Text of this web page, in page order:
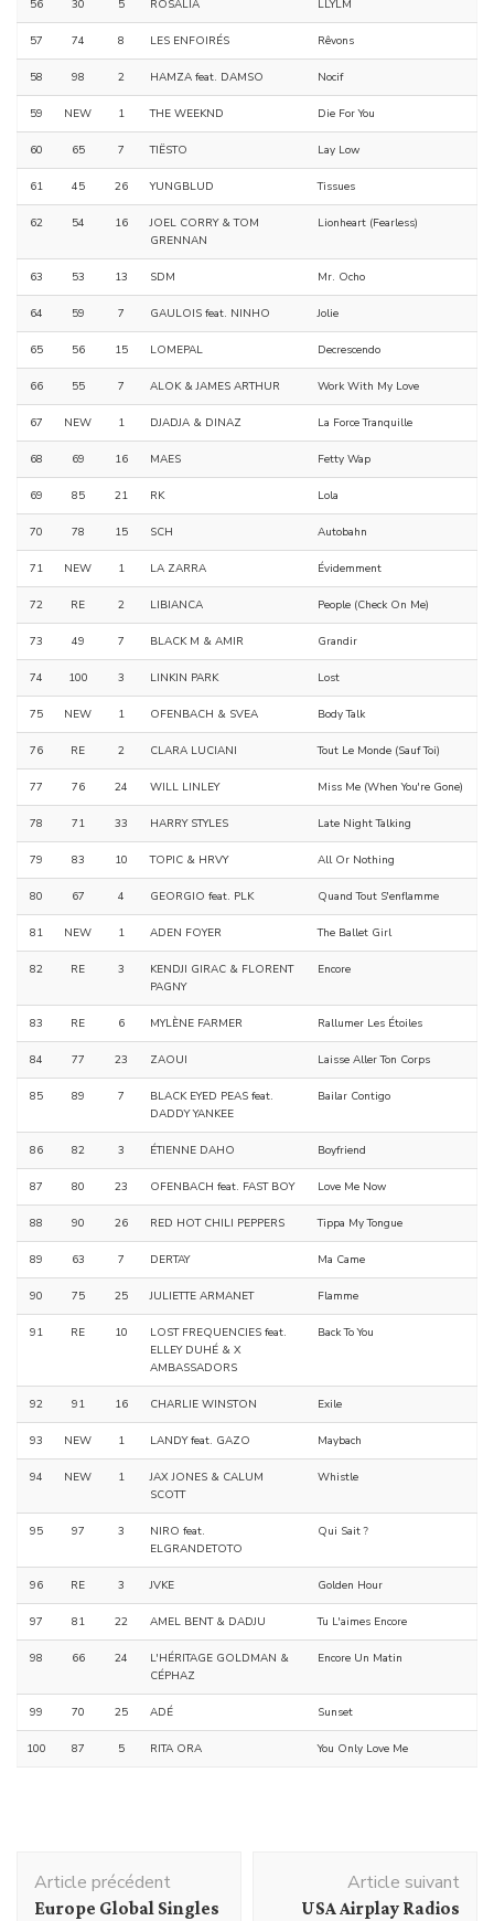
56 30 5 ROSALÍA LLYLM
57 74 8 LES ENFOIRÉS Rêvons
58 98 2 HAMZA feat. DAMSO Nocif
59 NEW 1 THE WEEKND Die For You
60 65 7 TIËSTO Lay Low
61 45 26 YUNGBLUD Tissues
62 54 16
JOEL CORRY & TOM
GRENNAN
Lionheart (Fearless)
63 53 13 SDM Mr. Ocho
64 59 7 GAULOIS feat. NINHO Jolie
65 56 15 LOMEPAL Decrescendo
66 55 7 ALOK & JAMES ARTHUR Work With My Love
67 NEW 1 DJADJA & DINAZ La Force Tranquille
68 69 16 MAES Fetty Wap
69 85 21 RK Lola
70 78 15 SCH Autobahn
71 NEW 1 LA ZARRA Évidemment
72 RE 2 LIBIANCA People (Check On Me)
73 49 7 BLACK M & AMIR Grandir
74 100 3 LINKIN PARK Lost
75 NEW 1 OFENBACH & SVEA Body Talk
76 RE 2 CLARA LUCIANI Tout Le Monde (Sauf Toi)
77 76 24 WILL LINLEY Miss Me (When You're Gone)
78 71 33 HARRY STYLES Late Night Talking
79 83 10 TOPIC & HRVY All Or Nothing
80 67 4 GEORGIO feat. PLK Quand Tout S'enflamme
81 NEW 1 ADEN FOYER The Ballet Girl
82 RE 3
KENDJI GIRAC & FLORENT
PAGNY
Encore
83 RE 6 MYLÈNE FARMER Rallumer Les Étoiles
84 77 23 ZAOUI Laisse Aller Ton Corps
85 89 7
BLACK EYED PEAS feat.
DADDY YANKEE
Bailar Contigo
86 82 3 ÉTIENNE DAHO Boyfriend
87 80 23 OFENBACH feat. FAST BOY Love Me Now
88 90 26 RED HOT CHILI PEPPERS Tippa My Tongue
89 63 7 DERTAY Ma Came
90 75 25 JULIETTE ARMANET Flamme
91 RE 10
LOST FREQUENCIES feat.
ELLEY DUHÉ & X
AMBASSADORS
Back To You
92 91 16 CHARLIE WINSTON Exile
93 NEW 1 LANDY feat. GAZO Maybach
94 NEW 1
JAX JONES & CALUM
SCOTT
Whistle
95 97 3
NIRO feat.
ELGRANDETOTO
Qui Sait ?
96 RE 3 JVKE Golden Hour
97 81 22 AMEL BENT & DADJU Tu L'aimes Encore
98 66 24
L'HÉRITAGE GOLDMAN &
CÉPHAZ
Encore Un Matin
99 70 25 ADÉ Sunset
100 87 5 RITA ORA You Only Love Me
d'article
Article précédent
Europe Global Singles
Article suivant
USA Airplay Radios